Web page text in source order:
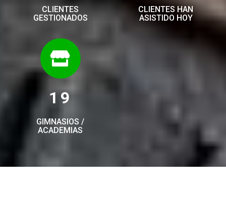
CLIENTES
GESTIONADOS
CLIENTES HAN
ASISTIDO HOY
19
GIMNASIOS /
ACADEMIAS